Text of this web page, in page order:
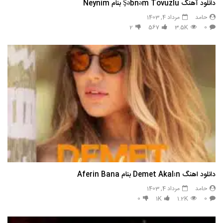
دانلود آهنگ Şəbnəm Tovuzlu بنام Neynim
حامد
مرداد 4, 1403
0
3.5K
567
2
دانلود اهنگ Demet Akalın بنام Aferin Bana
حامد
مرداد 4, 1403
0
1.2K
1K
0